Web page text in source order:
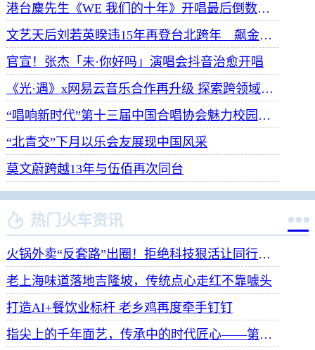
港台麋先生《WE 我们的十年》开唱最后倒数 惊喜释出10周年纪念单曲宠粉
文艺天后刘若英睽违15年再登台北跨年 飙金嗓演唱经典招牌歌掀回忆杀
官宣！张杰「未·你好吗」演唱会抖音治愈开唱
《光·遇》x网易云音乐合作再升级 探索跨领域社交新体验
“唱响新时代”第十三届中国合唱协会魅力校园合唱展演开幕
“北青交”下月以乐会友展现中国风采
莫文蔚跨越13年与伍佰再次同台
 热门火车资讯 
火锅外卖“反套路”出圈！拒绝科技狠活让同行颤抖
老上海味道落地吉隆坡，传统点心走红不靠噱头
打造AI+餐饮业标杆 老乡鸡再度牵手钉钉
指尖上的千年面艺，传承中的时代匠心——第八届“安琪酵母杯”中华发酵面食大赛武汉赛区开赛